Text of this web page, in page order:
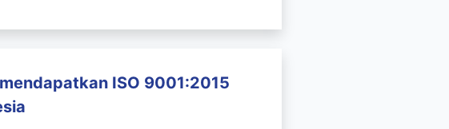
ISO 9001:2015